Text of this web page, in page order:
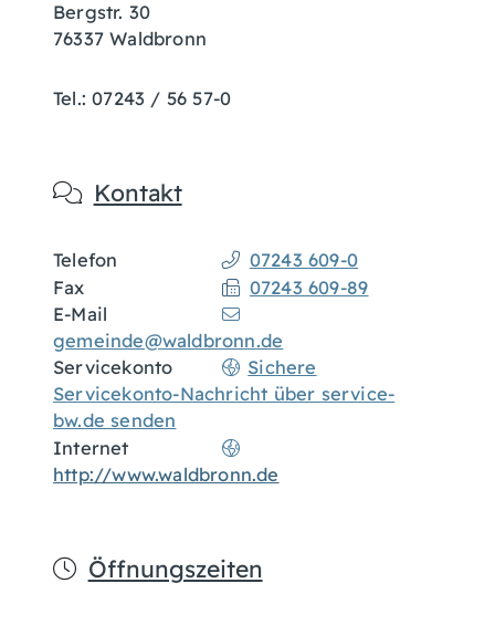
Bergstr. 30
76337 Waldbronn
Tel.: 07243 / 56 57-0
Kontakt
Telefon
07243 609-0
Fax
07243 609-89
E-Mail
gemeinde@waldbronn.de
Servicekonto
Sichere
Servicekonto-Nachricht über service-
bw.de senden
Internet
http://www.waldbronn.de
Öffnungszeiten